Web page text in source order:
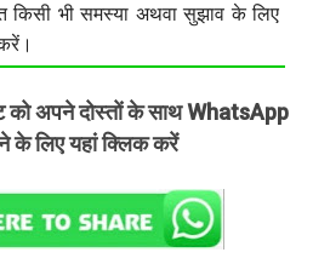
भी समस्या अथवा सुझाव के लिए
को अपने दोस्तों के साथ WhatsApp
के लिए यहां क्लिक करें